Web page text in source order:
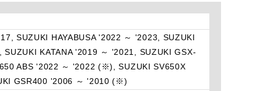
SUZUKI HAYABUSA '2022 ～ '2023, SUZUKI
KATANA '2019 ～ '2021, SUZUKI GSX-
ABS '2022 ～ '2022 (※), SUZUKI SV650X
GSR400 '2006 ～ '2010 (※)